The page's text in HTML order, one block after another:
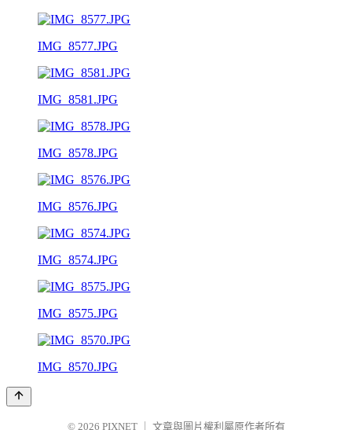
IMG_8577.JPG
IMG_8581.JPG
IMG_8578.JPG
IMG_8576.JPG
IMG_8574.JPG
IMG_8575.JPG
IMG_8570.JPG
© 2026 PIXNET 文章與圖片權利屬原作者所有